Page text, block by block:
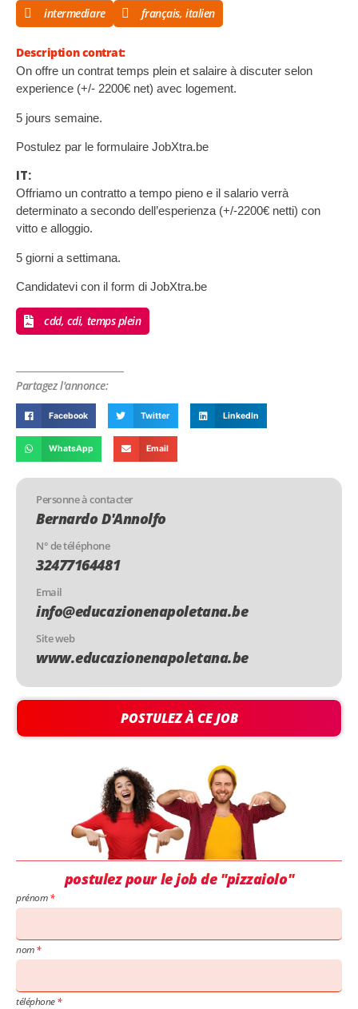
intermediare français, italien
Description contrat:
On offre un contrat temps plein et salaire à discuter selon
experience (+/- 2200€ net) avec logement.
5 jours semaine.
Postulez par le formulaire JobXtra.be
IT:
Offriamo un contratto a tempo pieno e il salario verrà
determinato a secondo dell’esperienza (+/-2200€ netti) con
vitto e alloggio.
5 giorni a settimana.
Candidatevi con il form di JobXtra.be
cdd, cdi, temps plein
Partagez l'annonce:
Facebook Twitter LinkedIn
WhatsApp Email
Personne à contacter
Bernardo D'Annolfo
N° de téléphone
32477164481
Email
info@educazionenapoletana.be
Site web
www.educazionenapoletana.be
POSTULEZ À CE JOB
postulez pour le job de "pizzaiolo"
prénom
nom
téléphone